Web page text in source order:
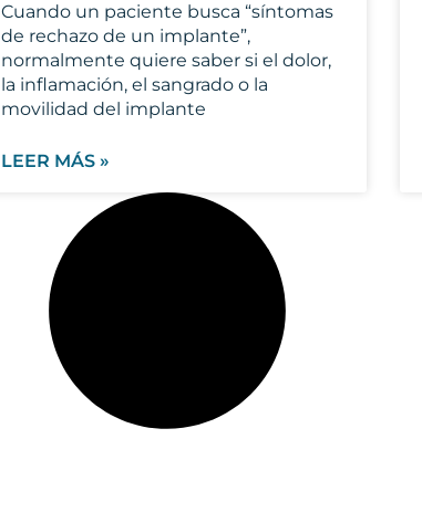
Cuando un paciente busca “síntomas
de rechazo de un implante”,
normalmente quiere saber si el dolor,
la inflamación, el sangrado o la
movilidad del implante
LEER MÁS »